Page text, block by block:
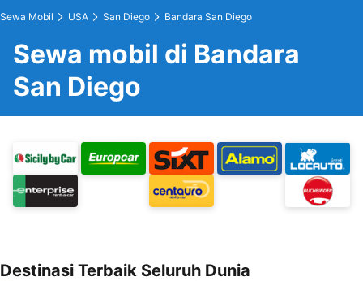
Sewa Mobil USA San Diego Bandara San Diego
Sewa mobil di Bandara
San Diego
Destinasi Terbaik Seluruh Dunia